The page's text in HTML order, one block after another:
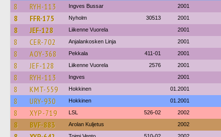
8 RYH-113 Ingves Bussar 2001
8 FFR-175 Nyholm 30513 2001
8 JEF-128 Liikenne Vuorela 2001
8 CER-702 Anjalankosken Linja 2001
8 AOY-368 Pekkala 411-01 2001
8 JEF-128 Liikenne Vuorela 2576 2001
8 RYH-113 Ingves 2001
8 KMT-559 Hokkinen 01.2001
8 URY-930 Hokkinen 01.2001
8 XYP-719 LSL 526-02 2002
8 BVF-883 Arolan Kuljetus 2002